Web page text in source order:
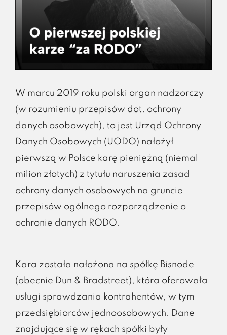
W marcu 2019 roku polski organ nadzorczy
(w rozumieniu przepisów dot. ochrony
danych osobowych), to jest Urząd Ochrony
Danych Osobowych (UODO) nałożył
pierwszą w Polsce karę pieniężną (niemal
milion złotych) z tytułu naruszenia zasad
ochrony danych osobowych na gruncie
przepisów ogólnego rozporządzenie o
ochronie danych RODO.
Kara została nałożona na spółkę Bisnode
(obecnie Dun & Bradstreet), która oferowała
usługi sprawdzania kontrahentów, w tym
przedsiębiorców jednoosobowych. Dane
znajdujące się w rękach spółki były